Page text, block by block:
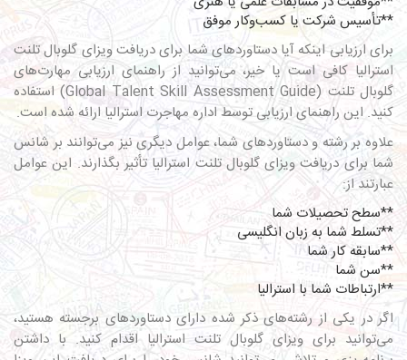
**تأسیس شرکت یا کسب‌وکار موفق
برای ارزیابی اینکه آیا دستاوردهای شما برای دریافت ویزای گلوبال تلنت
استرالیا کافی است یا خیر، می‌توانید از راهنمای ارزیابی مهارت‌های
گلوبال تلنت (Global Talent Skill Assessment Guide) استفاده
کنید. این راهنمای ارزیابی توسط اداره مهاجرت استرالیا ارائه شده است.
علاوه بر رشته و دستاوردهای شما، عوامل دیگری نیز می‌توانند بر شانس
شما برای دریافت ویزای گلوبال تلنت استرالیا تأثیر بگذارند. این عوامل
عبارتند از:
**سطح تحصیلات شما
**تسلط شما به زبان انگلیسی
**سابقه کار شما
**سن شما
**ارتباطات شما با استرالیا
اگر در یکی از رشته‌های ذکر شده دارای دستاوردهای برجسته هستید،
می‌توانید برای ویزای گلوبال تلنت استرالیا اقدام کنید. با داشتن